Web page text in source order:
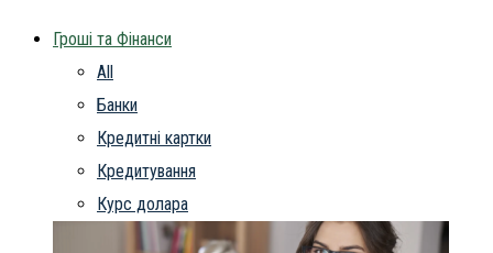
Гроші та Фінанси
All
Банки
Кредитні картки
Кредитування
Курс долара